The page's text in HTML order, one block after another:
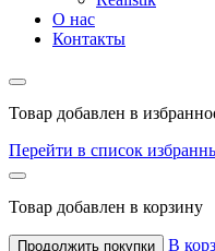
О нас
Контакты
Товар добавлен в
Перейти в список
Товар добавлен в корзину
Продолжить покупки В